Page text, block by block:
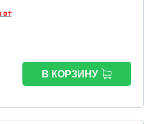
от
В КОРЗИНУ